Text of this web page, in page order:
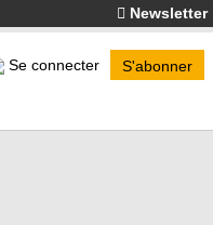
Newsletter
Se connecter S'abonner